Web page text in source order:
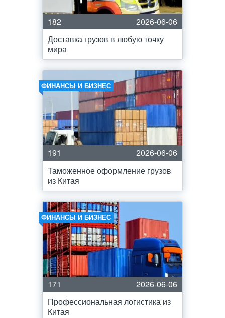
182
2026-06-06
Доставка грузов в любую точку
мира
ФИНАНСЫ И БИЗНЕС
191
2026-06-06
Таможенное оформление грузов
из Китая
ФИНАНСЫ И БИЗНЕС
171
2026-06-06
Профессиональная логистика из
Китая